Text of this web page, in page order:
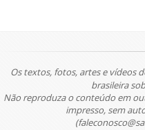
Os textos, fotos, artes e vídeos
brasileira
Não reproduza o conteúdo em
impresso, sem